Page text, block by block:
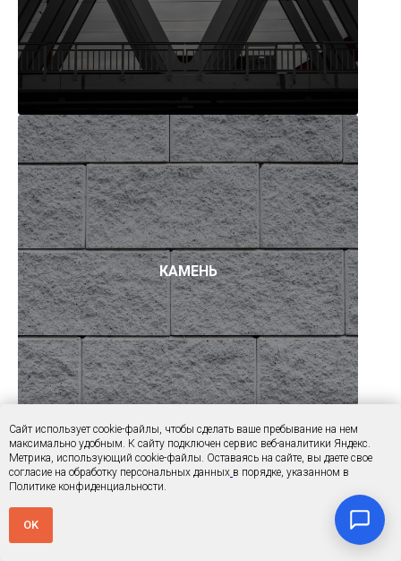
КАМЕНЬ
Сайт использует cookie-файлы, чтобы сделать ваше пребывание на нем
максимально удобным. К cайту подключен сервис веб-аналитики Яндекс.
Метрика, использующий cookie-файлы. Оставаясь на сайте, вы даете свое
согласие на обработку персональных данных в порядке, указанном в
Политике конфиденциальности.
OK